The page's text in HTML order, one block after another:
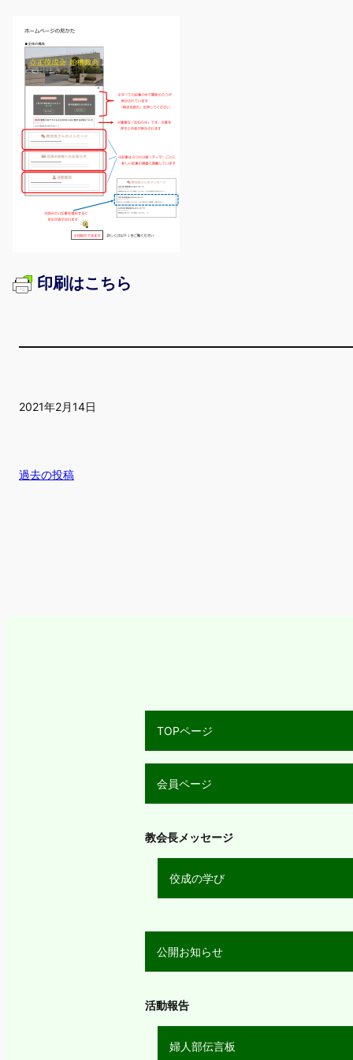
印刷はこちら
2021年2月14日
過去の投稿
TOPページ
会員ページ
教会長メッセージ
佼成の学び
公開お知らせ
活動報告
婦人部伝言板